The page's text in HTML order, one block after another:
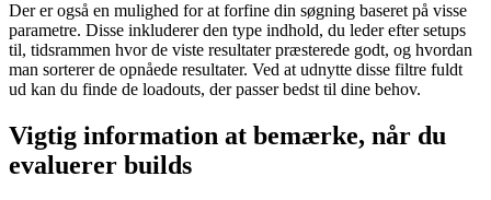
Der er også en mulighed for at forfine din søgning baseret på visse
parametre. Disse inkluderer den type indhold, du leder efter setups
til, tidsrammen hvor de viste resultater præsterede godt, og hvordan
man sorterer de opnåede resultater. Ved at udnytte disse filtre fuldt
ud kan du finde de loadouts, der passer bedst til dine behov.
Vigtig information at bemærke, når du
evaluerer builds